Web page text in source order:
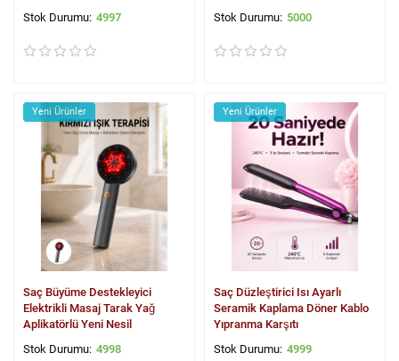
4997
5000
Yeni Ürünler
Saç Büyüme Destekleyici
Elektrikli Masaj Tarak Yağ
Aplikatörlü Yeni Nesil
4998
Yeni Ürünler
Saç Düzleştirici Isı Ayarlı
Seramik Kaplama Döner Kablo
Yıpranma Karşıtı
4999